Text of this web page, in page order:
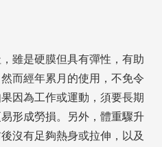
雖是硬膜但具有彈性，有助
而經年累月的使用，不免令
因為工作或運動，須要長期
形成勞損。另外，體重驟升
沒有足夠熱身或拉伸，以及